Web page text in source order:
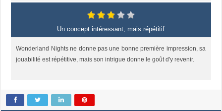
Un concept intéressant, mais répétitif
Wonderland Nights ne donne pas une bonne première impression, sa
jouabilité est répétitive, mais son intrigue donne le goût d'y revenir.